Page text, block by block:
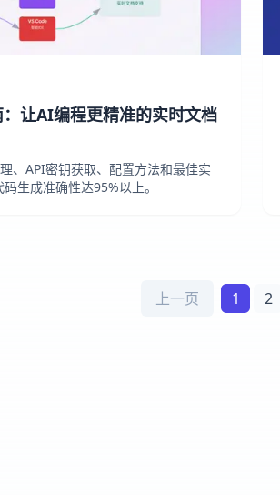
让AI编程更精准的实时文档
、API密钥获取、配置方法和最佳实
生成准确性达95%以上。
上一页 1 2